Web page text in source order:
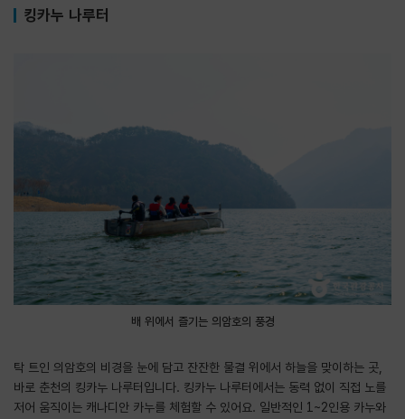
킹카누 나루터
배 위에서 즐기는 의암호의 풍경
탁 트인 의암호의 비경을 눈에 담고 잔잔한 물결 위에서 하늘을 맞이하는 곳,
바로 춘천의 킹카누 나루터입니다. 킹카누 나루터에서는 동력 없이 직접 노를
저어 움직이는 캐나디안 카누를 체험할 수 있어요. 일반적인 1~2인용 카누와